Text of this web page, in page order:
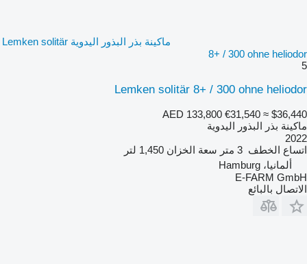
ماكينة بذر البذور اليدوية Lemken solitär
8+ / 300 ohne heliodor
5
Lemken solitär 8+ / 300 ohne heliodor
AED 133,800 €31,540 ≈ $36,440
ماكينة بذر البذور اليدوية
2022
اتساع الخطف 3 متر سعة الخزان 1,450 لتر
ألمانيا، Hamburg
E-FARM GmbH
الاتصال بالبائع